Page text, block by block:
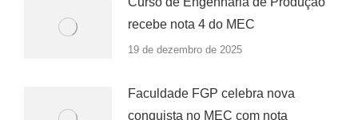
recebe nota 4 do MEC
19 de dezembro de 2025
Faculdade FGP celebra nova
conquista no MEC com nota